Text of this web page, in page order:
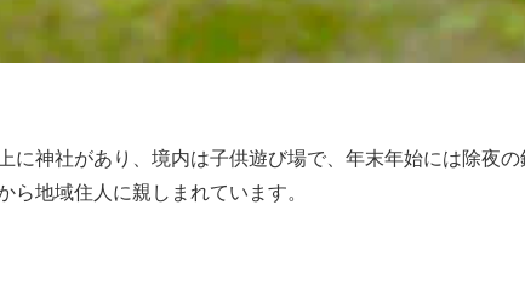
に神社があり、境内は子供遊び場で、年末年始には除夜の
地域住人に親しまれています。